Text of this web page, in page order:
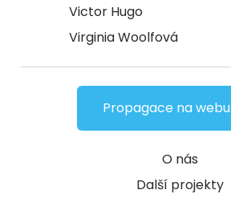
Victor Hugo
Virginia Woolfová
O nás
Další projekty
Propagace na webu